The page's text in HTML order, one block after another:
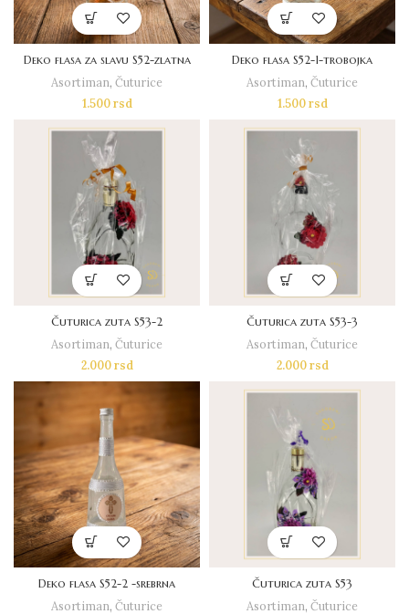
Deko flasa za slavu S52-zlatna
Asortiman, Čuturice
1.500rsd
Deko flasa S52-1-trobojka
Asortiman, Čuturice
1.500rsd
Čuturica zuta S53-2
Asortiman, Čuturice
2.000rsd
Čuturica zuta S53-3
Asortiman, Čuturice
2.000rsd
Deko flasa S52-2 -srebrna
Asortiman, Čuturice
Čuturica zuta S53
Asortiman, Čuturice